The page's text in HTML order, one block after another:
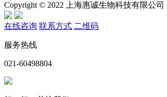
Copyright © 2022 上海惠诚生物科技有限公司
在线咨询 联系方式 二维码
服务热线
021-60498804